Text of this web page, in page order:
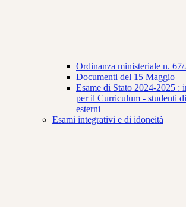
Ordinanza ministeriale n.
Documenti del 15 Maggio
Esame di Stato 2024-2025 :
per il Curriculum - studenti
esterni
Esami integrativi e di idoneità